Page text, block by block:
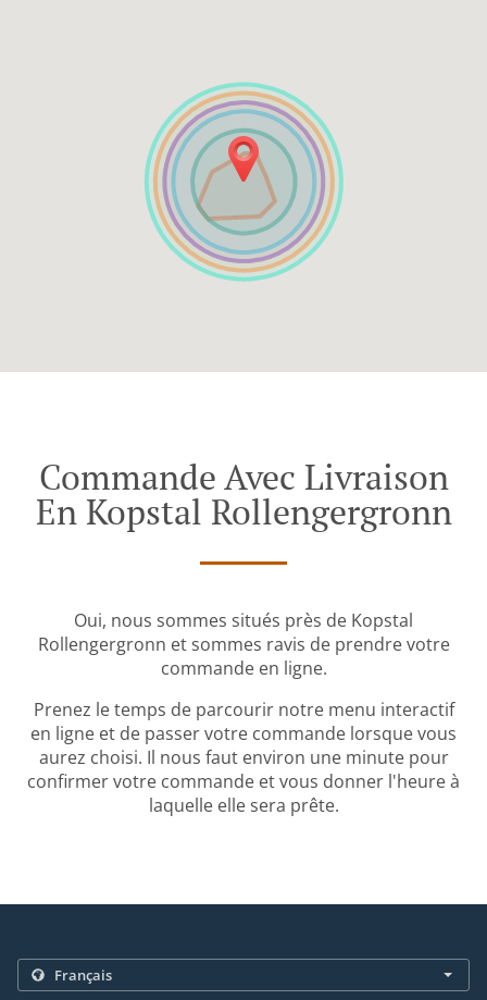
Commande Avec Livraison
En Kopstal Rollengergronn
Oui, nous sommes situés près de Kopstal
Rollengergronn et sommes ravis de prendre votre
commande en ligne.
Prenez le temps de parcourir notre menu interactif
en ligne et de passer votre commande lorsque vous
aurez choisi. Il nous faut environ une minute pour
confirmer votre commande et vous donner l'heure à
laquelle elle sera prête.